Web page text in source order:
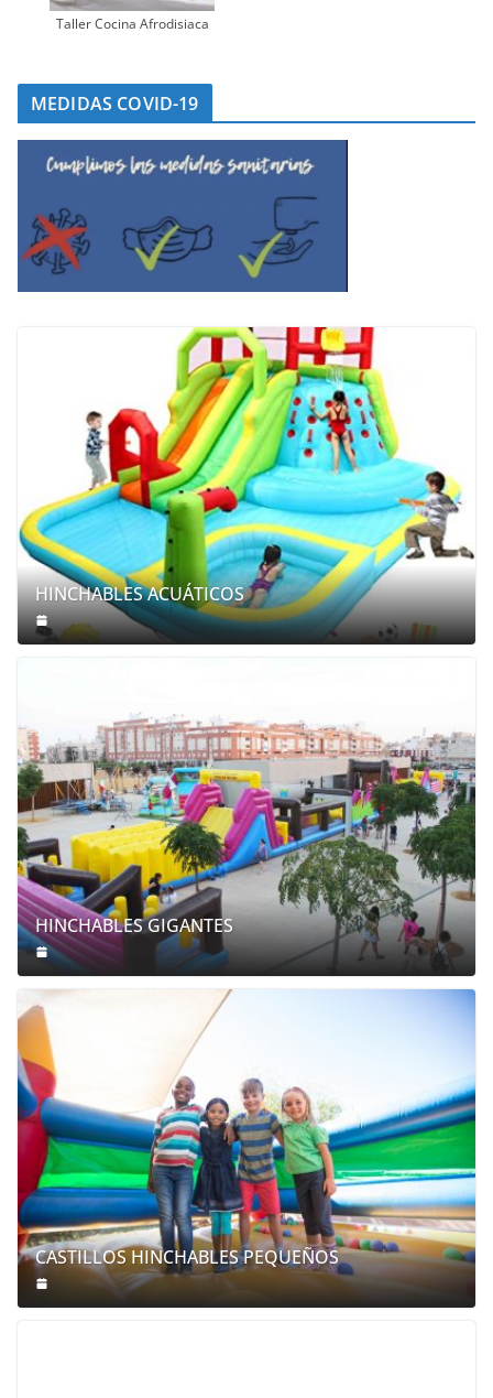
Taller Cocina Afrodisiaca
MEDIDAS COVID-19
HINCHABLES ACUÁTICOS
HINCHABLES GIGANTES
CASTILLOS HINCHABLES PEQUEÑOS